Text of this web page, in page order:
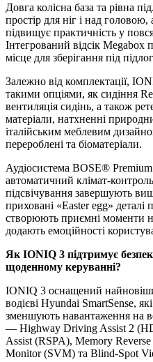
Довга колісна база та рівна
простір для ніг і над головою,
підвищує практичність у
Інтегрований відсік
місце для зберігання під
Залежно від комплектації,
такими опціями, як сидіння
вентиляція сидінь, а також
матеріали, натхненні
італійським меблевим
перероблені та біоматеріали.
Аудіосистема BOSE®
автоматичний клімат-
підсвічування завершують
приховані «Easter egg»
створюють приємні моменти
додають емоційності
Як IONIQ 3 підтримує
щоденному керуванні?
IONIQ 3 оснащений
водієві Hyundai SmartSense,
зменшують навантаження на
— Highway Driving Assist 2
Assist (RSPA), Memory
Monitor (SVM) та Blind-Spot